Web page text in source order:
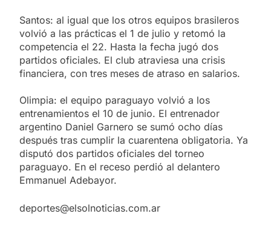
Santos: al igual que los otros equipos brasileros
volvió a las prácticas el 1 de julio y retomó la
competencia el 22. Hasta la fecha jugó dos
partidos oficiales. El club atraviesa una crisis
financiera, con tres meses de atraso en salarios.
Olimpia: el equipo paraguayo volvió a los
entrenamientos el 10 de junio. El entrenador
argentino Daniel Garnero se sumó ocho días
después tras cumplir la cuarentena obligatoria. Ya
disputó dos partidos oficiales del torneo
paraguayo. En el receso perdió al delantero
Emmanuel Adebayor.
deportes@elsolnoticias.com.ar